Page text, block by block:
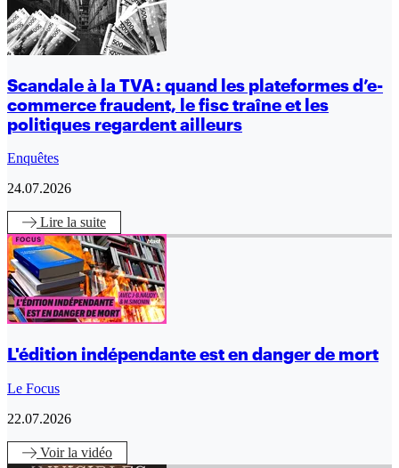
Scandale à la TVA : quand les plateformes d’e-
commerce fraudent, le fisc traîne et les
politiques regardent ailleurs
Enquêtes
24.07.2026
Lire la suite
L'édition indépendante est en danger de mort
Le Focus
22.07.2026
Voirla vidéo